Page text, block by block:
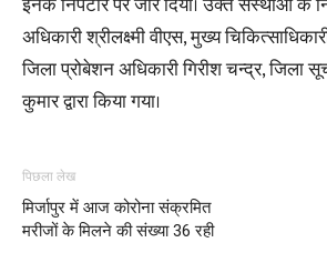
अधिकारी श्रीलक्ष्मी वीएस, मुख्य
जिला प्रोबेशन अधिकारी गिरीश चन्द्र, जिला
कुमार द्वारा किया गया।
पिछला लेख
मिर्जापुर में आज कोरोना संक्रमित
मरीजों के मिलने की संख्या 36 रही